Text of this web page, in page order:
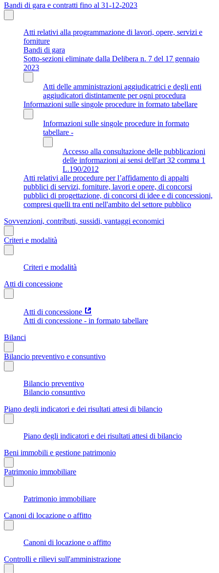
Bandi di gara e contratti fino al 31-12-2023
Atti relativi alla programmazione di lavori, opere, servizi e
forniture
Bandi di gara
Sotto-sezioni eliminate dalla Delibera n. 7 del 17 gennaio
2023
Atti delle amministrazioni aggiudicatrici e degli enti
aggiudicatori distintamente per ogni procedura
Informazioni sulle singole procedure in formato tabellare
Informazioni sulle singole procedure in formato
tabellare -
Accesso alla consultazione delle pubblicazioni
delle informazioni ai sensi dell'art 32 comma 1
L.190/2012
Atti relativi alle procedure per l’affidamento di appalti
pubblici di servizi, forniture, lavori e opere, di concorsi
pubblici di progettazione, di concorsi di idee e di concessioni,
compresi quelli tra enti nell'ambito del settore pubblico
Sovvenzioni, contributi, sussidi, vantaggi economici
Criteri e modalità
Criteri e modalità
Atti di concessione
Atti di concessione
Atti di concessione - in formato tabellare
Bilanci
Bilancio preventivo e consuntivo
Bilancio preventivo
Bilancio consuntivo
Piano degli indicatori e dei risultati attesi di bilancio
Piano degli indicatori e dei risultati attesi di bilancio
Beni immobili e gestione patrimonio
Patrimonio immobiliare
Patrimonio immobiliare
Canoni di locazione o affitto
Canoni di locazione o affitto
Controlli e rilievi sull'amministrazione